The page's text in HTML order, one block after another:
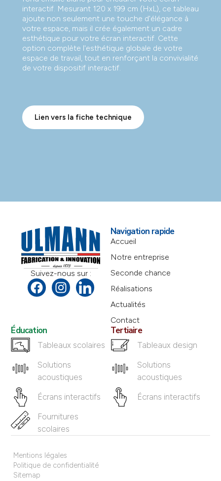
interactif. Mesurant 120 x 199 cm (HxL), ce tableau
ajoute non seulement une touche d'élégance à
votre espace, mais il crée également un cadre
esthétique pour votre écran interactif. Cette
option complète l'esthétique globale de votre
espace de travail, tout en renforçant la convivialité
de votre dispositif interactif.
Lien vers la fiche technique
Suivez-nous sur :
Navigation rapide
Accueil
Notre entreprise
Seconde chance
Réalisations
Actualités
Contact
Éducation
Tableaux scolaires
Solutions
acoustiques
Écrans interactifs
Fournitures
scolaires
Tertiaire
Tableaux design
Solutions
acoustiques
Écrans interactifs
Mentions légales
Politique de confidentialité
Sitemap